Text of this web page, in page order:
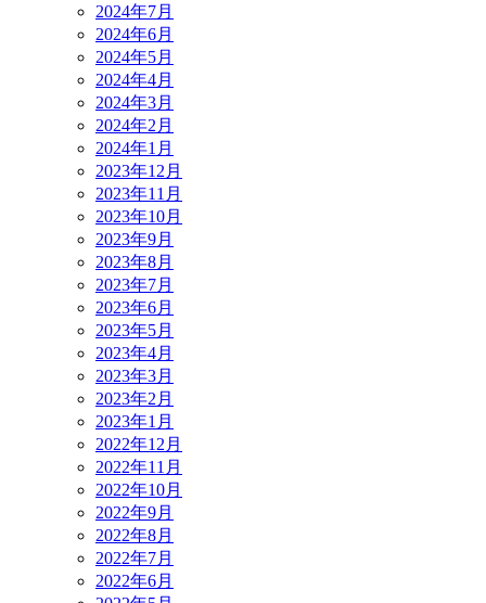
2024年7月
2024年6月
2024年5月
2024年4月
2024年3月
2024年2月
2024年1月
2023年12月
2023年11月
2023年10月
2023年9月
2023年8月
2023年7月
2023年6月
2023年5月
2023年4月
2023年3月
2023年2月
2023年1月
2022年12月
2022年11月
2022年10月
2022年9月
2022年8月
2022年7月
2022年6月